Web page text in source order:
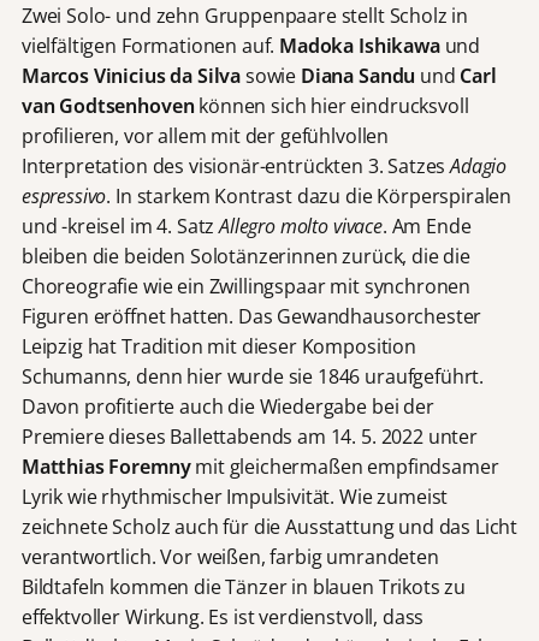
Zwei Solo- und zehn Gruppenpaare stellt Scholz in
vielfältigen Formationen auf. Madoka Ishikawaund
Marcos Vinicius da Silvasowie Diana Sandu und Carl
van Godtsenhovenkönnen sich hier eindrucksvoll
profilieren, vor allem mit der gefühlvollen
Interpretation des visionär-entrückten 3. SatzesAdagio
espressivo. In starkem Kontrast dazu die Körperspiralen
und -kreisel im 4. SatzAllegromolto vivace. Am Ende
bleiben die beiden Solotänzerinnen zurück, die die
Choreografie wie ein Zwillingspaar mit synchronen
Figuren eröffnet hatten. Das Gewandhausorchester
Leipzig hat Tradition mit dieser Komposition
Schumanns, denn hier wurde sie 1846 uraufgeführt.
Davon profitierte auch die Wiedergabe bei der
Premiere dieses Ballettabends am 14. 5. 2022 unter
Matthias Foremnymit gleichermaßen empfindsamer
Lyrik wie rhythmischer Impulsivität. Wie zumeist
zeichnete Scholz auch für die Ausstattung und das Licht
verantwortlich. Vor weißen, farbig umrandeten
Bildtafeln kommen die Tänzer in blauen Trikots zu
effektvoller Wirkung. Es ist verdienstvoll, dass